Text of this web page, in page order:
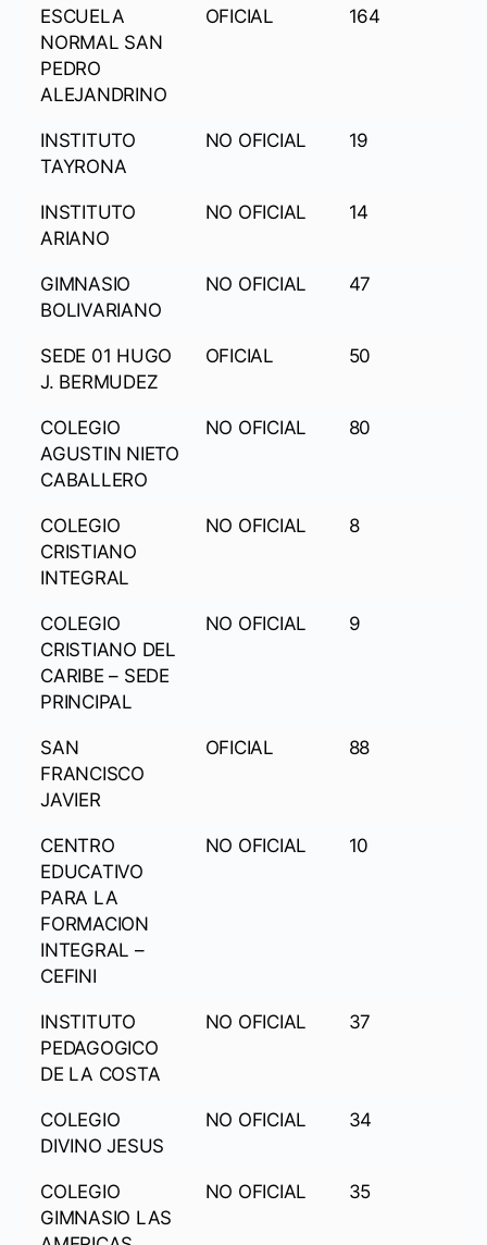
ESCUELA
NORMAL SAN
PEDRO
ALEJANDRINO
OFICIAL 164
INSTITUTO
TAYRONA
NO OFICIAL 19
INSTITUTO
ARIANO
NO OFICIAL 14
GIMNASIO
BOLIVARIANO
NO OFICIAL 47
SEDE 01 HUGO
J. BERMUDEZ
OFICIAL 50
COLEGIO
AGUSTIN NIETO
CABALLERO
NO OFICIAL 80
COLEGIO
CRISTIANO
INTEGRAL
NO OFICIAL 8
COLEGIO
CRISTIANO DEL
CARIBE – SEDE
PRINCIPAL
NO OFICIAL 9
SAN
FRANCISCO
JAVIER
OFICIAL 88
CENTRO
EDUCATIVO
PARA LA
FORMACION
INTEGRAL –
CEFINI
NO OFICIAL 10
INSTITUTO
PEDAGOGICO
DE LA COSTA
NO OFICIAL 37
COLEGIO
DIVINO JESUS
NO OFICIAL 34
COLEGIO
GIMNASIO LAS
NO OFICIAL 35